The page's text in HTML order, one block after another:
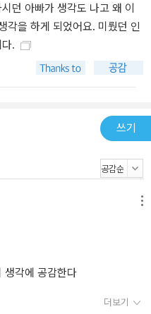
고전이었다. 시간이 날 때마다
학과 대학원생에게 개인지도
자는 인문학을 다룬 책에서 갑
를 향해 경제적 약자를 위한
서, 제대로 생각할 수 있기 위해
여러분에게 영향을 끼칠 때
잘 대처해나갈 수 있는 방법을
인생
는 철학·문학·역사 고전에서
소크라테스와 점심을 먹을 수
와 바꾸겠다”고 말할 정도로
앨런 워첼, 찰스 핸디, 피터 드
이 된 인물들이 소개된다. 또한
던 아빠가 생각도 나고 왜 이
각을 하게 되었어요. 미뤘던 인
.
쓰기
생각에 공감한다
더보기